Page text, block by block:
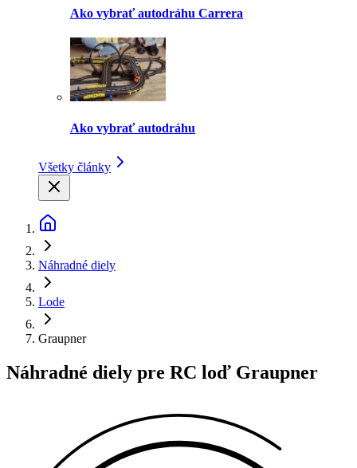
Ako vybrať autodráhu Carrera
Ako vybrať autodráhu
Všetky články
Náhradné diely
Lode
Graupner
Náhradné diely pre RC loď Graupner